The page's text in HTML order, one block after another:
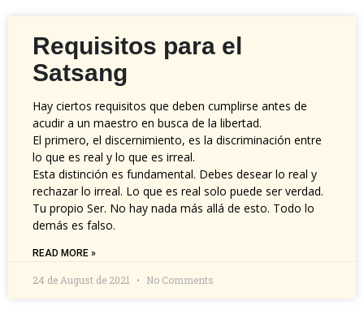
Requisitos para el
Satsang
Hay ciertos requisitos que deben cumplirse antes de
acudir a un maestro en busca de la libertad.
El primero, el discernimiento, es la discriminación entre
lo que es real y lo que es irreal.
Esta distinción es fundamental. Debes desear lo real y
rechazar lo irreal. Lo que es real solo puede ser verdad.
Tu propio Ser. No hay nada más allá de esto. Todo lo
demás es falso.
READ MORE »
24 de August de 2021 No Comments